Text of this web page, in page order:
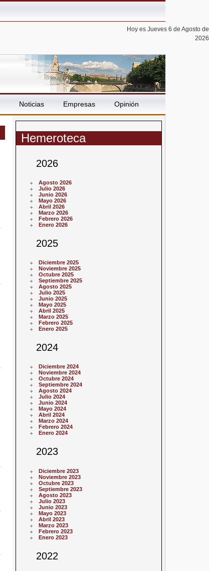
Hoy es Jueves 6 de Agosto de
2026
Noticias Empresas Opinión
Hemeroteca
2026
Agosto 2026
Julio 2026
Junio 2026
Mayo 2026
Abril 2026
Marzo 2026
Febrero 2026
Enero 2026
2025
Diciembre 2025
Noviembre 2025
Octubre 2025
Septiembre 2025
Agosto 2025
Julio 2025
Junio 2025
Mayo 2025
Abril 2025
Marzo 2025
Febrero 2025
Enero 2025
2024
Diciembre 2024
Noviembre 2024
Octubre 2024
Septiembre 2024
Agosto 2024
Julio 2024
Junio 2024
Mayo 2024
Abril 2024
Marzo 2024
Febrero 2024
Enero 2024
2023
Diciembre 2023
Noviembre 2023
Octubre 2023
Septiembre 2023
Agosto 2023
Julio 2023
Junio 2023
Mayo 2023
Abril 2023
Marzo 2023
Febrero 2023
Enero 2023
2022